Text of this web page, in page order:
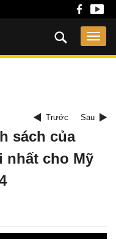
Trước Sau
sách của
nhất cho Mỹ